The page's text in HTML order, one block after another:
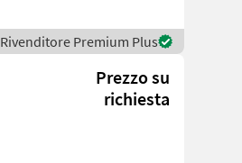
Rivenditore Premium Plus
Prezzo su
richiesta